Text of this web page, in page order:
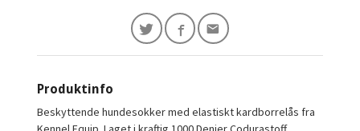
Produktinfo
Beskyttende hundesokker med elastiskt kardborrelås fra